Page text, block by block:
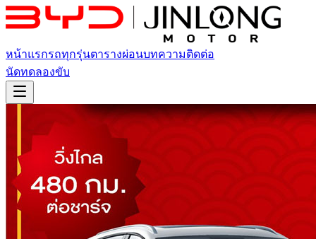
หน้าแรกรถทุกรุ่นตารางผ่อนบทความติดต่อ
นัดทดลองขับ